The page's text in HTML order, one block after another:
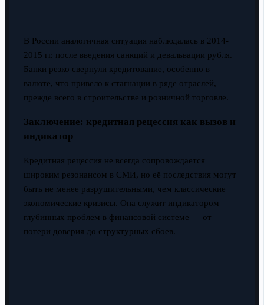
В России аналогичная ситуация наблюдалась в 2014-
2015 гг. после введения санкций и девальвации рубля.
Банки резко свернули кредитование, особенно в
валюте, что привело к стагнации в ряде отраслей,
прежде всего в строительстве и розничной торговле.
Заключение: кредитная рецессия как вызов и
индикатор
Кредитная рецессия не всегда сопровождается
широким резонансом в СМИ, но её последствия могут
быть не менее разрушительными, чем классические
экономические кризисы. Она служит индикатором
глубинных проблем в финансовой системе — от
потери доверия до структурных сбоев.